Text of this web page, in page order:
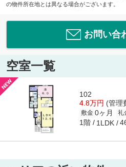
の物件所在地とは異なる場合がございます。
お問い合
空室一覧
102
4.8万円 (管理
敷金 0ヶ月 礼
1階 1LDK